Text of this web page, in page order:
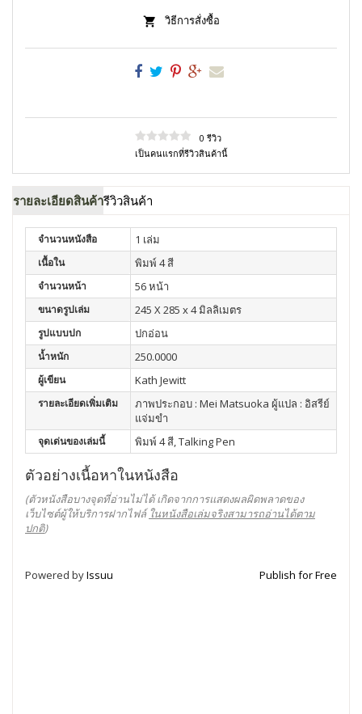
วิธีการสั่งซื้อ
0 รีวิว
เป็นคนแรกที่รีวิวสินค้านี้
รายละเอียดสินค้ารีวิวสินค้า
จำนวนหนังสือ 1 เล่ม
เนื้อใน พิมพ์ 4 สี
จำนวนหน้า 56 หน้า
ขนาดรูปเล่ม 245 X 285 x 4 มิลลิเมตร
รูปแบบปก ปกอ่อน
น้ำหนัก 250.0000
ผู้เขียน Kath Jewitt
รายละเอียดเพิ่มเติม
ภาพประกอบ : Mei Matsuoka ผู้แปล : อิสรีย์
แจ่มขำ
จุดเด่นของเล่มนี้ พิมพ์ 4 สี, Talking Pen
ตัวอย่างเนื้อหาในหนังสือ
(ตัวหนังสือบางจุดที่อ่านไม่ได้ เกิดจากการแสดงผลผิดพลาดของ
เว็บไซต์ผู้ให้บริการฝากไฟล์ ในหนังสือเล่มจริงสามารถอ่านได้ตาม
ปกติ)
Powered byIssuu Publish for Free